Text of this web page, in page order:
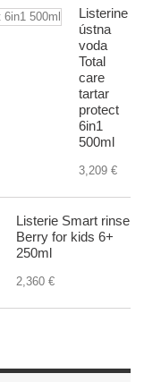
Listerine
ústna
voda
Total
care
tartar
protect
6in1
500ml
3,209 €
Listerie Smart rinse
Berry for kids 6+
250ml
2,360 €